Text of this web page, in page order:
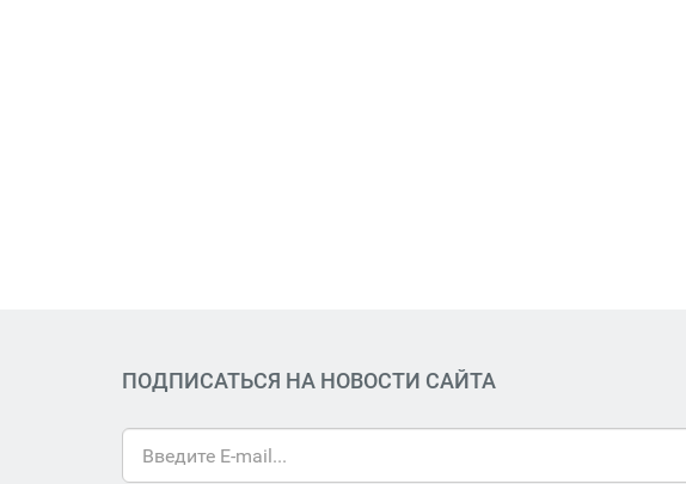
ПОДПИСАТЬСЯ НА НОВОСТИ САЙТА